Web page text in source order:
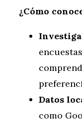
¿Cómo
Datos
como